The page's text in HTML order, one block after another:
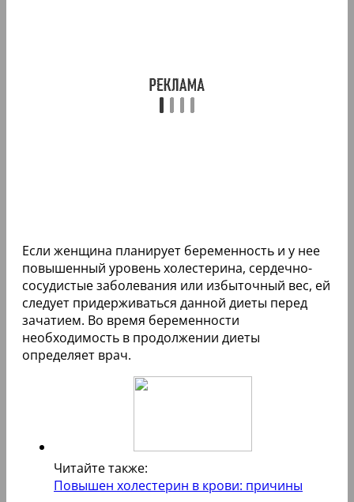
Если женщина планирует беременность и у нее
повышенный уровень холестерина, сердечно-
сосудистые заболевания или избыточный вес, ей
следует придерживаться данной диеты перед
зачатием. Во время беременности
необходимость в продолжении диеты
определяет врач.
Читайте также:
Повышен холестерин в крови: причины